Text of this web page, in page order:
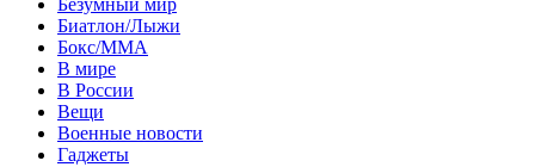
Биатлон/Лыжи
Бокс/MMA
В мире
В России
Вещи
Военные новости
Гаджеты